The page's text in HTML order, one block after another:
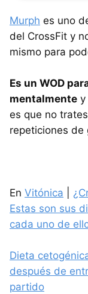
Murph es uno
del CrossFit y
mismo para
Es un WOD
mentalmente y
es que no
repeticiones de
En Vitónica
Estas son sus
cada uno de
Dieta
después de
partido